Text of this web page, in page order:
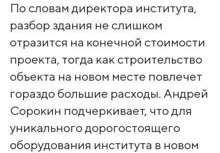
По словам директора института,
разбор здания не слишком
отразится на конечной стоимости
проекта, тогда как строительство
объекта на новом месте повлечет
гораздо большие расходы. Андрей
Сорокин подчеркивает, что для
уникального дорогостоящего
оборудования института в новом